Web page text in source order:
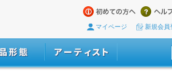
マイページ 新規会員